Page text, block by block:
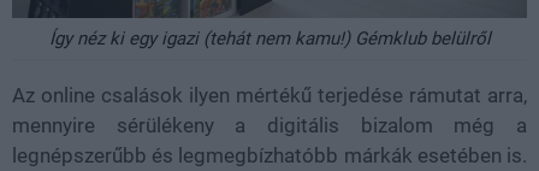
Így néz ki egy igazi (tehát nem kamu!) Gémklub belülről
Az online csalások ilyen mértékű terjedése rámutat arra,
mennyire sérülékeny a digitális bizalom még a
legnépszerűbb és legmegbízhatóbb márkák esetében is.